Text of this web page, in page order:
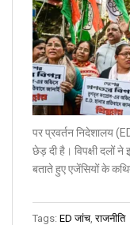
पर प्रवर्तन निदेशालय
छेड़ दी है। विपक्षी दलों ने
बताते हुए एजेंसियों के
Tags: ED जांच,राजनीति